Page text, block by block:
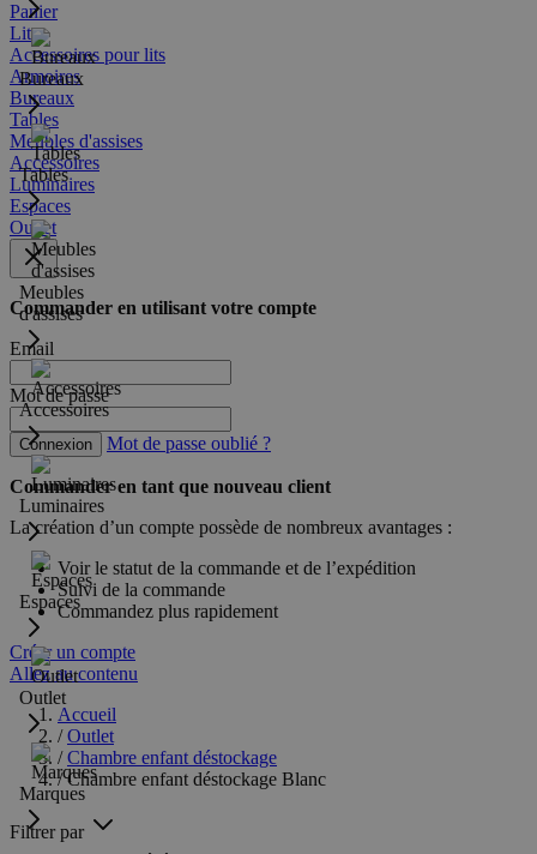
Panier
Bureaux
Tables
Meubles
d'assises
Accessoires
Luminaires
Espaces
Outlet
Marques
Lits
Accessoires pour lits
Armoires
Bureaux
Tables
Meubles d'assises
Accessoires
Luminaires
Espaces
Outlet
Commander en utilisant votre compte
Email
Mot de passe
Connexion Mot de passe oublié ?
Commander en tant que nouveau client
La création d’un compte possède de nombreux avantages :
Voir le statut de la commande et de l’expédition
Suivi de la commande
Commandez plus rapidement
Créer un compte
Allez au contenu
Accueil
/ Outlet
/ Chambre enfant déstockage
/ Chambre enfant déstockage Blanc
Filtrer par